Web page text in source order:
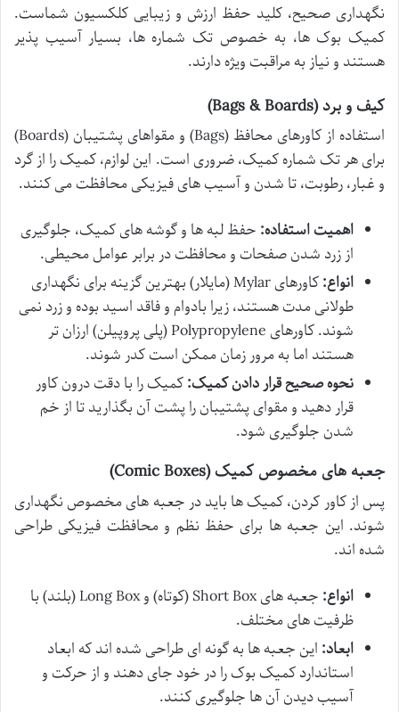
نگهداری صحیح، کلید حفظ ارزش و زیبایی کلکسیون شماست.
کمیک بوک ها، به خصوص تک شماره ها، بسیار آسیب پذیر
هستند و نیاز به مراقبت ویژه دارند.
کیف و برد (Bags & Boards)
استفاده از کاورهای محافظ (Bags) و مقواهای پشتیبان (Boards)
برای هر تک شماره کمیک، ضروری است. این لوازم، کمیک را از گرد
و غبار، رطوبت، تا شدن و آسیب های فیزیکی محافظت می کنند.
اهمیت استفاده: حفظ لبه ها و گوشه های کمیک، جلوگیری
از زرد شدن صفحات و محافظت در برابر عوامل محیطی.
انواع:
کاورهای Mylar (مایلار) بهترین گزینه برای نگهداری
طولانی مدت هستند، زیرا بادوام و فاقد اسید بوده و زرد نمی
شوند. کاورهای Polypropylene (پلی پروپیلن) ارزان تر
هستند اما به مرور زمان ممکن است کدر شوند.
نحوه صحیح قرار دادن کمیک:کمیک را با دقت درون کاور
قرار دهید و مقوای پشتیبان را پشت آن بگذارید تا از خم
شدن جلوگیری شود.
جعبه های مخصوص کمیک (Comic Boxes)
پس از کاور کردن، کمیک ها باید در جعبه های مخصوص نگهداری
شوند. این جعبه ها برای حفظ نظم و محافظت فیزیکی طراحی
شده اند.
انواع:
جعبه های Short Box (کوتاه) و Long Box (بلند) با
ظرفیت های مختلف.
ابعاد: این جعبه ها به گونه ای طراحی شده اند که ابعاد
استاندارد کمیک بوک را در خود جای دهند و از حرکت و
آسیب دیدن آن ها جلوگیری کنند.